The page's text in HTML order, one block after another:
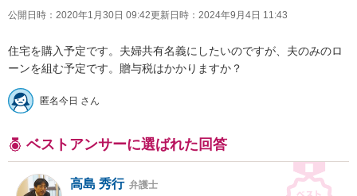
公開日時： 2020年1月30日 09:42更新日時： 2024年9月4日 11:43
住宅を購入予定です。夫婦共有名義にしたいのですが、夫のみのロ
ーンを組む予定です。贈与税はかかりますか？
匿名今日 さん
ベストアンサーに選ばれた回答
高島 秀行 弁護士